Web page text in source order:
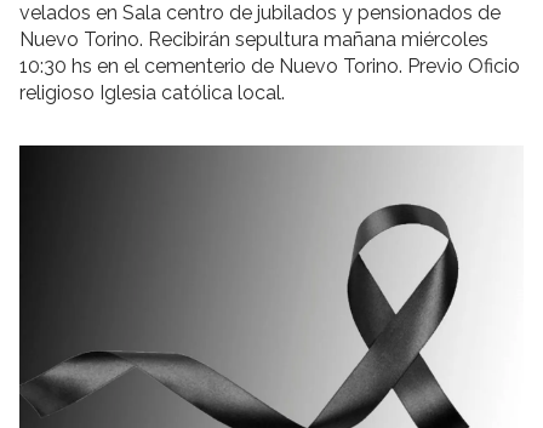
velados en Sala centro de jubilados y pensionados de
Nuevo Torino. Recibirán sepultura mañana miércoles
10:30 hs en el cementerio de Nuevo Torino. Previo Oficio
religioso Iglesia católica local.